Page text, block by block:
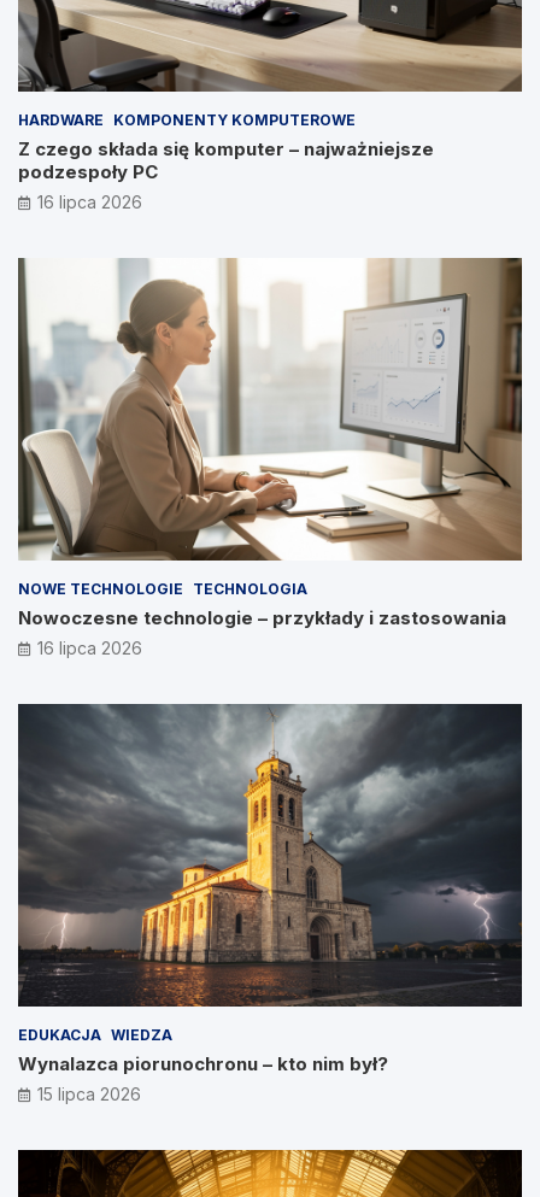
HARDWARE KOMPONENTY KOMPUTEROWE
Z czego składa się komputer – najważniejsze
podzespoły PC
16 lipca 2026
NOWE TECHNOLOGIE TECHNOLOGIA
Nowoczesne technologie – przykłady i zastosowania
16 lipca 2026
EDUKACJA WIEDZA
Wynalazca piorunochronu – kto nim był?
15 lipca 2026